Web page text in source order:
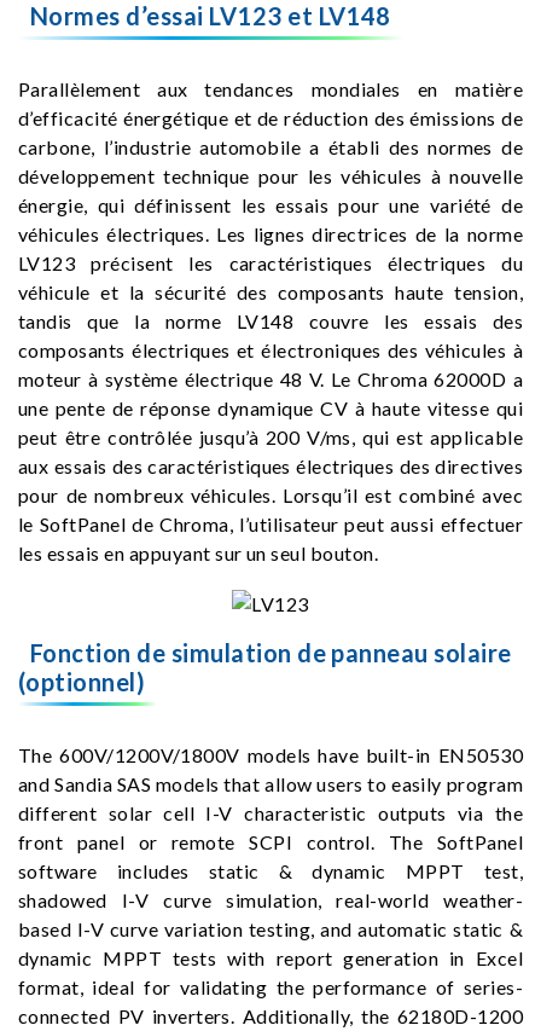
Normes d’essai LV123 et LV148
Parallèlement aux tendances mondiales en matière
d’efficacité énergétique et de réduction des émissions de
carbone, l’industrie automobile a établi des normes de
développement technique pour les véhicules à nouvelle
énergie, qui définissent les essais pour une variété de
véhicules électriques. Les lignes directrices de la norme
LV123 précisent les caractéristiques électriques du
véhicule et la sécurité des composants haute tension,
tandis que la norme LV148 couvre les essais des
composants électriques et électroniques des véhicules à
moteur à système électrique 48 V. Le Chroma 62000D a
une pente de réponse dynamique CV à haute vitesse qui
peut être contrôlée jusqu’à 200 V/ms, qui est applicable
aux essais des caractéristiques électriques des directives
pour de nombreux véhicules. Lorsqu’il est combiné avec
le SoftPanel de Chroma, l’utilisateur peut aussi effectuer
les essais en appuyant sur un seul bouton.
Fonction de simulation de panneau solaire
(optionnel)
The 600V/1200V/1800V models have built-in EN50530
and Sandia SAS models that allow users to easily program
different solar cell I-V characteristic outputs via the
front panel or remote SCPI control. The SoftPanel
software includes static & dynamic MPPT test,
shadowed I-V curve simulation, real-world weather-
based I-V curve variation testing, and automatic static &
dynamic MPPT tests with report generation in Excel
format, ideal for validating the performance of series-
connected PV inverters. Additionally, the 62180D-1200